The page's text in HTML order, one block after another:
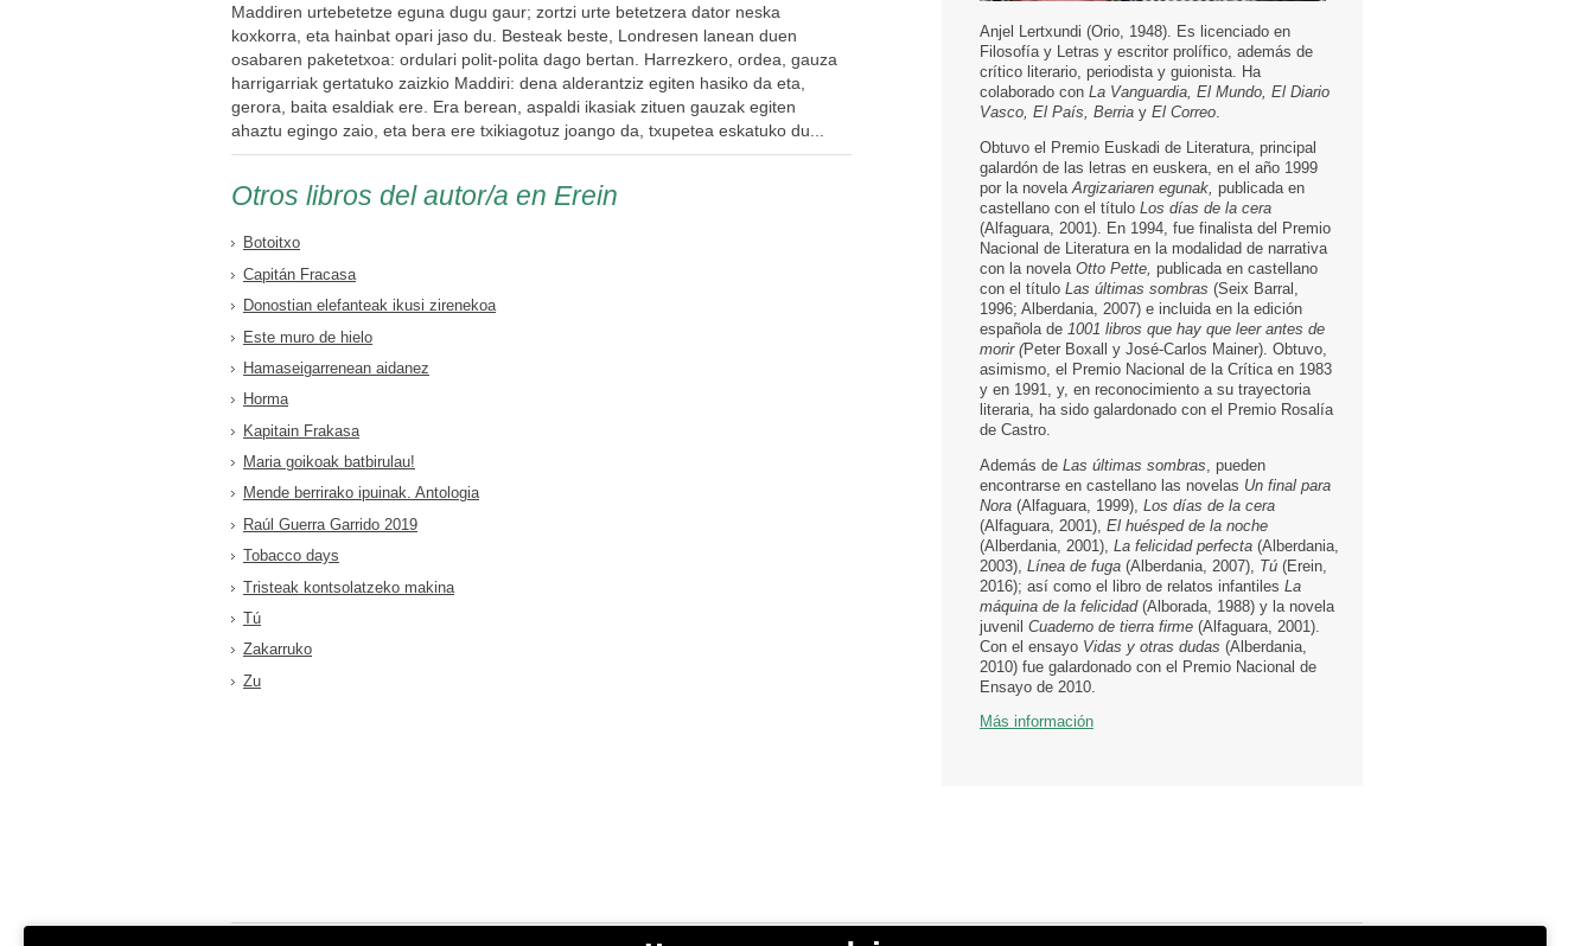
Maddiren urtebetetze eguna dugu gaur; zortzi urte betetzera dator neska
koxkorra, eta hainbat opari jaso du. Besteak beste, Londresen lanean duen
osabaren paketetxoa: ordulari polit-polita dago bertan. Harrezkero, ordea, gauza
harrigarriak gertatuko zaizkio Maddiri: dena alderantziz egiten hasiko da eta,
gerora, baita esaldiak ere. Era berean, aspaldi ikasiak zituen gauzak egiten
ahaztu egingo zaio, eta bera ere txikiagotuz joango da, txupetea eskatuko du...
Otros libros del autor/a en Erein
Botoitxo
Capitán Fracasa
Donostian elefanteak ikusi zirenekoa
Este muro de hielo
Hamaseigarrenean aidanez
Horma
Kapitain Frakasa
Maria goikoak batbirulau!
Mende berrirako ipuinak. Antologia
Raúl Guerra Garrido 2019
Tobacco days
Tristeak kontsolatzeko makina
Tú
Zakarruko
Zu
Anjel Lertxundi (Orio, 1948). Es licenciado en
Filosofía y Letras y escritor prolífico, además de
crítico literario, periodista y guionista. Ha
colaborado con La Vanguardia, El Mundo, El Diario
Vasco, El País, Berria y El Correo.
Obtuvo el Premio Euskadi de Literatura, principal
galardón de las letras en euskera, en el año 1999
por la novela Argizariaren egunak, publicada en
castellano con el título Los días de la cera
(Alfaguara, 2001). En 1994, fue finalista del Premio
Nacional de Literatura en la modalidad de narrativa
con la novela Otto Pette, publicada en castellano
con el título Las últimas sombras (Seix Barral,
1996; Alberdania, 2007) e incluida en la edición
española de 1001 libros que hay que leer antes de
morir (Peter Boxall y José-Carlos Mainer). Obtuvo,
asimismo, el Premio Nacional de la Crítica en 1983
y en 1991, y, en reconocimiento a su trayectoria
literaria, ha sido galardonado con el Premio Rosalía
de Castro.
Además de Las últimas sombras , pueden
encontrarse en castellano las novelas Un final para
Nora (Alfaguara, 1999), Los días de la cera
(Alfaguara, 2001), El huésped de la noche
(Alberdania, 2001), La felicidad perfecta (Alberdania,
2003), Línea de fuga (Alberdania, 2007), Tú (Erein,
2016); así como el libro de relatos infantiles La
máquina de la felicidad (Alborada, 1988) y la novela
juvenil Cuaderno de tierra firme (Alfaguara, 2001).
Con el ensayo Vidas y otras dudas (Alberdania,
2010) fue galardonado con el Premio Nacional de
Ensayo de 2010.
Más información